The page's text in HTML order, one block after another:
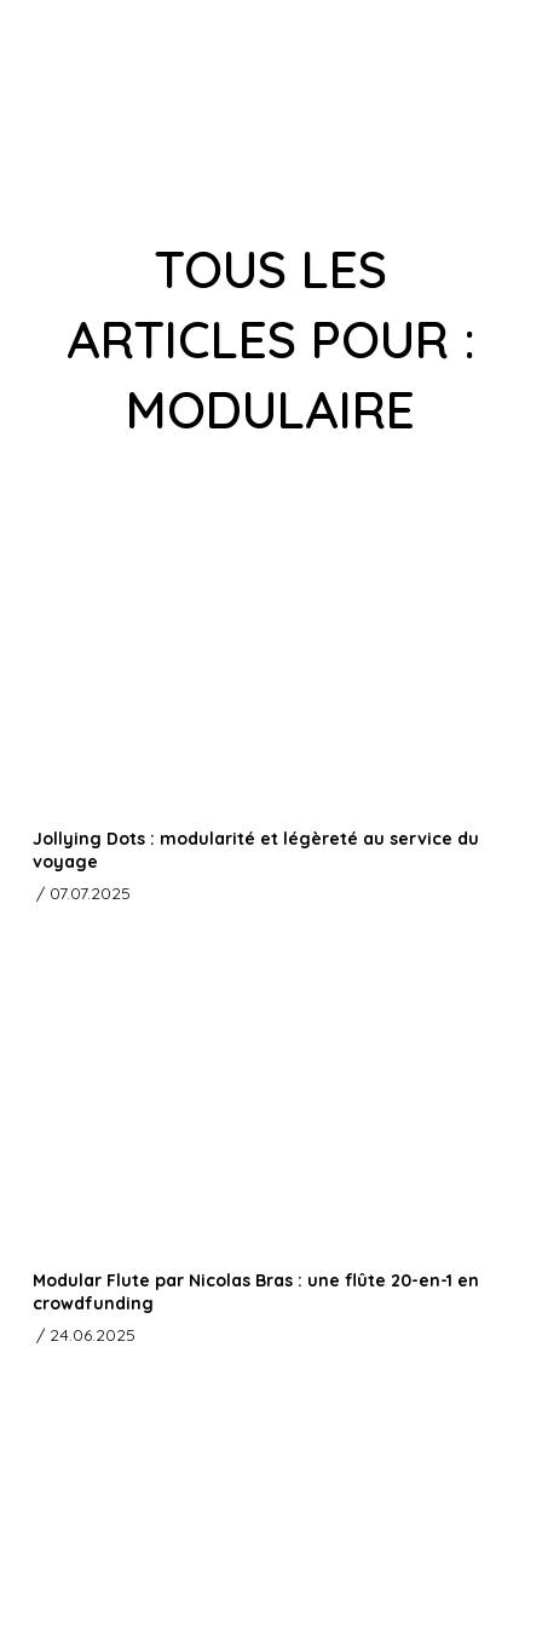
TOUS LES
ARTICLES POUR :
MODULAIRE
Jollying Dots : modularité et légèreté au service du
voyage
/ 07.07.2025
Modular Flute par Nicolas Bras : une flûte 20-en-1 en
crowdfunding
/ 24.06.2025